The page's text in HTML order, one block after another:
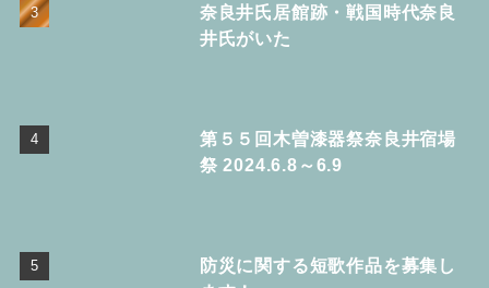
奈良井氏居館跡・戦国時代奈良
井氏がいた
第５５回木曽漆器祭奈良井宿場
祭 2024.6.8～6.9
防災に関する短歌作品を募集し